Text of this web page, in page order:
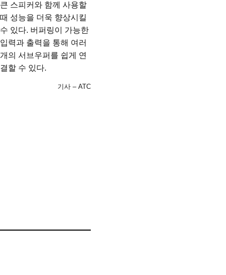
큰 스피커와 함께 사용할
때 성능을 더욱 향상시킬
수 있다. 버퍼링이 가능한
입력과 출력을 통해 여러
개의 서브우퍼를 쉽게 연
결할 수 있다.
기사 – ATC